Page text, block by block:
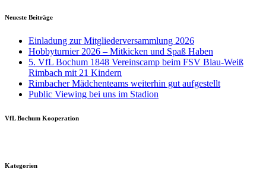
Neueste Beiträge
Einladung zur Mitgliederversammlung 2026
Hobbyturnier 2026 – Mitkicken und Spaß Haben
5. VfL Bochum 1848 Vereinscamp beim FSV Blau-Weiß
Rimbach mit 21 Kindern
Rimbacher Mädchenteams weiterhin gut aufgestellt
Public Viewing bei uns im Stadion
VfL Bochum Kooperation
Kategorien